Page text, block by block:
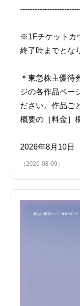
※1Fチケットカ
終了時までとな
＊東急株主優待
ジの各作品ペー
ださい。作品ご
概要の［料金］
2026年8月10日
（2026-08-09）